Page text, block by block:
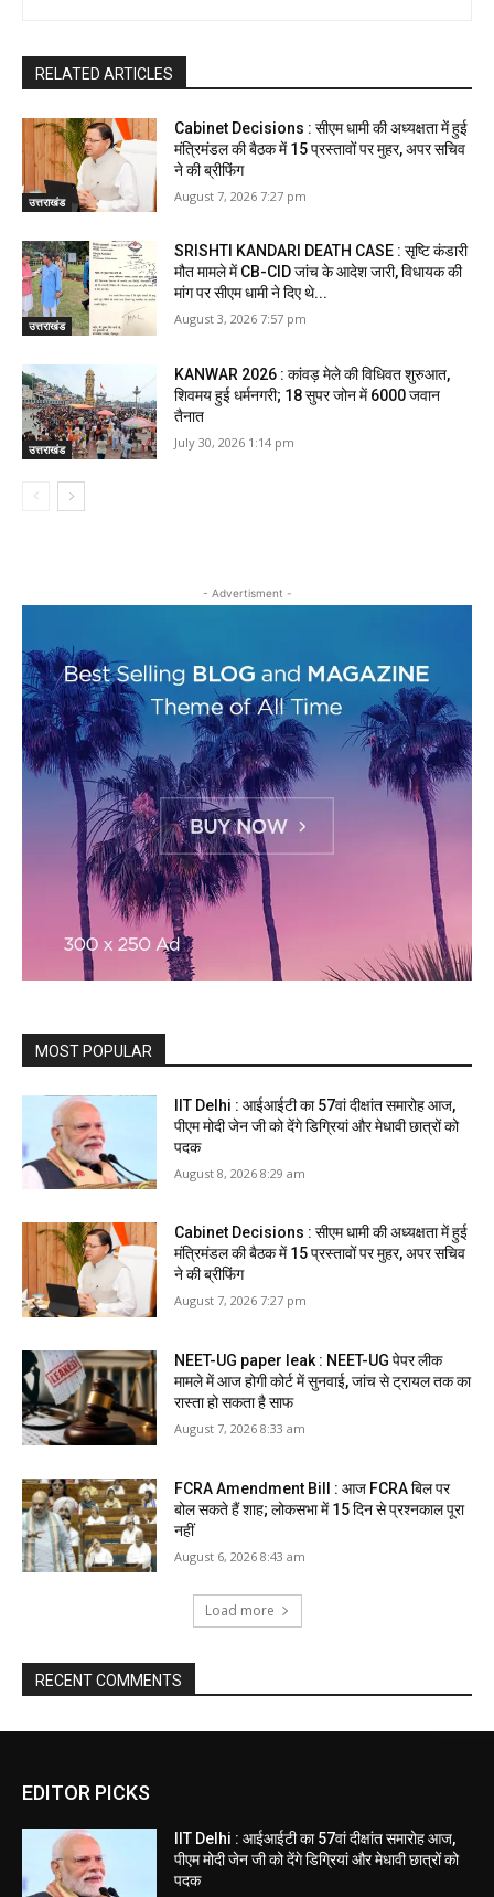
RELATED ARTICLES
उत्तराखंड
Cabinet Decisions : सीएम धामी की अध्यक्षता में हुई
मंत्रिमंडल की बैठक में 15 प्रस्तावों पर मुहर, अपर सचिव
ने की ब्रीफिंग
August 7, 2026 7:27 pm
उत्तराखंड
SRISHTI KANDARI DEATH CASE : सृष्टि कंडारी
मौत मामले में CB-CID जांच के आदेश जारी, विधायक की
मांग पर सीएम धामी ने दिए थे...
August 3, 2026 7:57 pm
उत्तराखंड
KANWAR 2026 : कांवड़ मेले की विधिवत शुरुआत,
शिवमय हुई धर्मनगरी; 18 सुपर जोन में 6000 जवान
तैनात
July 30, 2026 1:14 pm
- Advertisment -
MOST POPULAR
IIT Delhi : आईआईटी का 57वां दीक्षांत समारोह आज,
पीएम मोदी जेन जी को देंगे डिग्रियां और मेधावी छात्रों को
पदक
August 8, 2026 8:29 am
Cabinet Decisions : सीएम धामी की अध्यक्षता में हुई
मंत्रिमंडल की बैठक में 15 प्रस्तावों पर मुहर, अपर सचिव
ने की ब्रीफिंग
August 7, 2026 7:27 pm
NEET-UG paper leak : NEET-UG पेपर लीक
मामले में आज होगी कोर्ट में सुनवाई, जांच से ट्रायल तक का
रास्ता हो सकता है साफ
August 7, 2026 8:33 am
FCRA Amendment Bill : आज FCRA बिल पर
बोल सकते हैं शाह; लोकसभा में 15 दिन से प्रश्नकाल पूरा
नहीं
August 6, 2026 8:43 am
Load more
RECENT COMMENTS
EDITOR PICKS
IIT Delhi : आईआईटी का 57वां दीक्षांत समारोह आज,
पीएम मोदी जेन जी को देंगे डिग्रियां और मेधावी छात्रों को
पदक